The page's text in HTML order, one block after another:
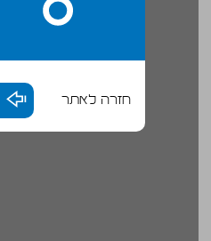
חזרה לאתר